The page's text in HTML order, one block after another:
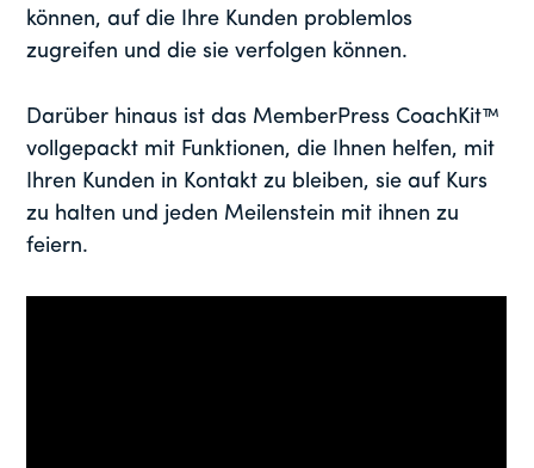
können, auf die Ihre Kunden problemlos
zugreifen und die sie verfolgen können.
Darüber hinaus ist das MemberPress CoachKit™
vollgepackt mit Funktionen, die Ihnen helfen, mit
Ihren Kunden in Kontakt zu bleiben, sie auf Kurs
zu halten und jeden Meilenstein mit ihnen zu
feiern.